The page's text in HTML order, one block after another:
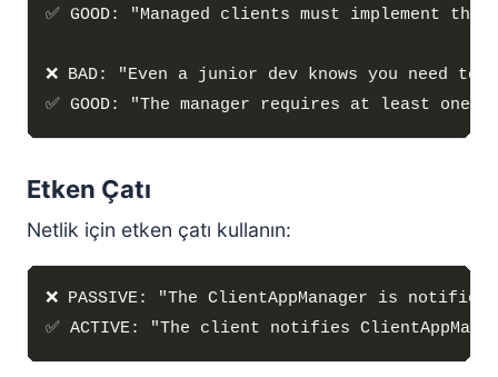
Etken Çatı
Netlik için etken çatı kullanın: